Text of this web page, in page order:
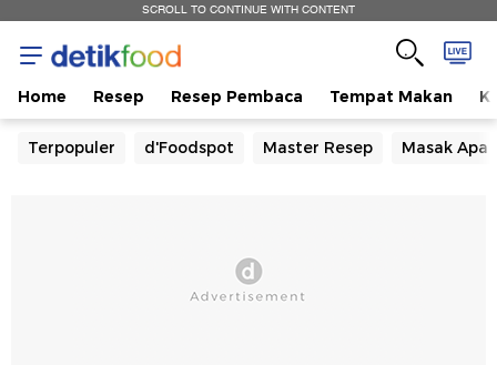
SCROLL TO CONTINUE WITH CONTENT
Home Resep Resep Pembaca Tempat Makan
Terpopuler d'Foodspot Master Resep Masak Apa